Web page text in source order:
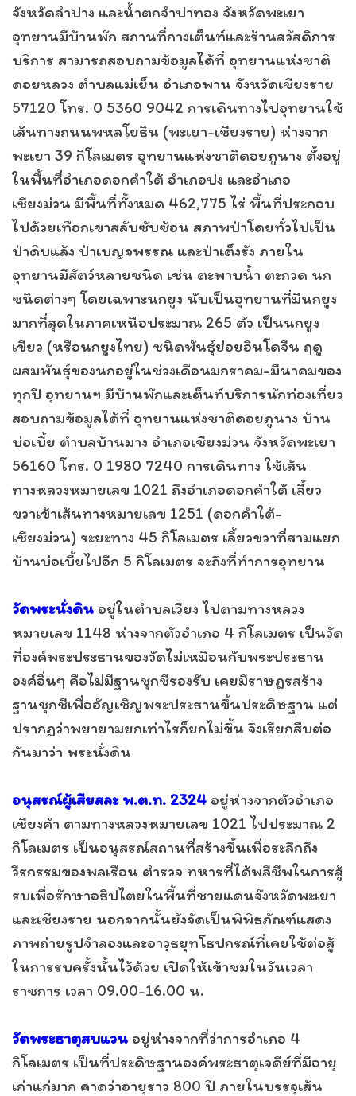
จังหวัดลำปาง และน้ำตกจำปาทอง จังหวัดพะเยา
อุทยานมีบ้านพัก สถานที่กางเต็นท์และร้านสวัสดิการ
บริการ สามารถสอบถามข้อมูลได้ที่ อุทยานแห่งชาติ
ดอยหลวง ตำบลแม่เย็น อำเภอพาน จังหวัดเชียงราย
57120 โทร. 0 5360 9042 การเดินทางไปอุทยานใช้
เส้นทางถนนพหลโยธิน (พะเยา-เชียงราย) ห่างจาก
พะเยา 39 กิโลเมตร อุทยานแห่งชาติดอยภูนาง ตั้งอยู่
ในพื้นที่อำเภอดอกคำใต้ อำเภอปง และอำเภอ
เชียงม่วน มีพื้นที่ทั้งหมด 462,775 ไร่ พื้นที่ประกอบ
ไปด้วยเทือกเขาสลับซับซ้อน สภาพป่าโดยทั่วไปเป็น
ป่าดิบแล้ง ป่าเบญจพรรณ และป่าเต็งรัง ภายใน
อุทยานมีสัตว์หลายชนิด เช่น ตะพาบน้ำ ตะกวด นก
ชนิดต่างๆ โดยเฉพาะนกยูง นับเป็นอุทยานที่มีนกยูง
มากที่สุดในภาคเหนือประมาณ 265 ตัว เป็นนกยูง
เขียว (หรือนกยูงไทย) ชนิดพันธุ์ย่อยอินโดจีน ฤดู
ผสมพันธุ์ของนกอยู่ในช่วงเดือนมกราคม-มีนาคมของ
ทุกปี อุทยานฯ มีบ้านพักและเต็นท์บริการนักท่องเที่ยว
สอบถามข้อมูลได้ที่ อุทยานแห่งชาติดอยภูนาง บ้าน
บ่อเบี้ย ตำบลบ้านมาง อำเภอเชียงม่วน จังหวัดพะเยา
56160 โทร. 0 1980 7240 การเดินทาง ใช้เส้น
ทางหลวงหมายเลข 1021 ถึงอำเภอดอกคำใต้ เลี้ยว
ขวาเข้าเส้นทางหมายเลข 1251 (ดอกคำใต้-
เชียงม่วน) ระยะทาง 45 กิโลเมตร เลี้ยวขวาที่สามแยก
บ้านบ่อเบี้ยไปอีก 5 กิโลเมตร จะถึงที่ทำการอุทยาน
วัดพระนั่งดิน อยู่ในตำบลเวียง ไปตามทางหลวง
หมายเลข 1148 ห่างจากตัวอำเภอ 4 กิโลเมตร เป็นวัด
ที่องค์พระประธานของวัดไม่เหมือนกับพระประธาน
องค์อื่นๆ คือไม่มีฐานชุกชีรองรับ เคยมีราษฎรสร้าง
ฐานชุกชีเพื่ออัญเชิญพระประธานขึ้นประดิษฐาน แต่
ปรากฏว่าพยายามยกเท่าไรก็ยกไม่ขึ้น จึงเรียกสืบต่อ
กันมาว่า พระนั่งดิน
อนุสรณ์ผู้เสียสละ พ.ต.ท. 2324 อยู่ห่างจากตัวอำเภอ
เชียงคำ ตามทางหลวงหมายเลข 1021 ไปประมาณ 2
กิโลเมตร เป็นอนุสรณ์สถานที่สร้างขึ้นเพื่อระลึกถึง
วีรกรรมของพลเรือน ตำรวจ ทหารที่ได้พลีชีพในการสู้
รบเพื่อรักษาอธิปไตยในพื้นที่ชายแดนจังหวัดพะเยา
และเชียงราย นอกจากนั้นยังจัดเป็นพิพิธภัณฑ์แสดง
ภาพถ่ายรูปจำลองและอาวุธยุทโธปกรณ์ที่เคยใช้ต่อสู้
ในการรบครั้งนั้นไว้ด้วย เปิดให้เข้าชมในวันเวลา
ราชการ เวลา 09.00-16.00 น.
วัดพระธาตุสบแวน อยู่ห่างจากที่ว่าการอำเภอ 4
กิโลเมตร เป็นที่ประดิษฐานองค์พระธาตุเจดีย์ที่มีอายุ
เก่าแก่มาก คาดว่าอายุราว 800 ปี ภายในบรรจุเส้น